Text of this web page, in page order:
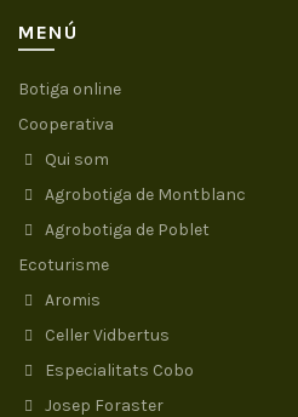
MENÚ
Botiga online
Cooperativa
Qui som
Agrobotiga de Montblanc
Agrobotiga de Poblet
Ecoturisme
Aromis
Celler Vidbertus
Especialitats Cobo
Josep Foraster